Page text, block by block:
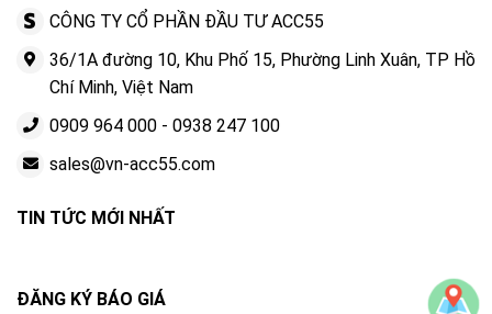
CÔNG TY CỔ PHẦN ĐẦU TƯ ACC55
36/1A đường 10, Khu Phố 15, Phường Linh Xuân, TP Hồ
Chí Minh, Việt Nam
0909 964 000 - 0938 247 100
sales@vn-acc55.com
TIN TỨC MỚI NHẤT
ĐĂNG KÝ BÁO GIÁ